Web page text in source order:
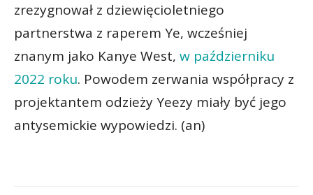
zrezygnował z dziewięcioletniego
partnerstwa z raperem Ye, wcześniej
znanym jako Kanye West, w październiku
2022 roku. Powodem zerwania współpracy z
projektantem odzieży Yeezy miały być jego
antysemickie wypowiedzi. (an)